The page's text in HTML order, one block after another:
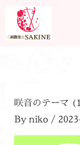
を
咲音のテーマ
By niko /